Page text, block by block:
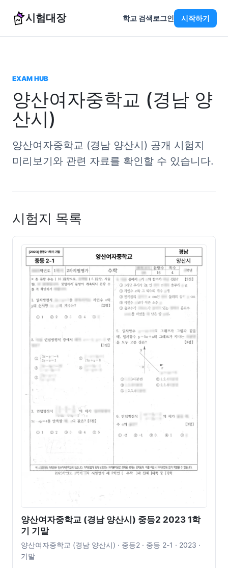
시험대장 학교 검색로그인 시작하기
EXAM HUB
양산여자중학교 (경남 양
산시)
양산여자중학교 (경남 양산시) 공개 시험지
미리보기와 관련 자료를 확인할 수 있습니다.
시험지 목록
양산여자중학교 (경남 양산시) 중등2 2023 1학
기 기말
양산여자중학교 (경남 양산시) · 중등2 · 중등 2-1 · 2023 ·
기말